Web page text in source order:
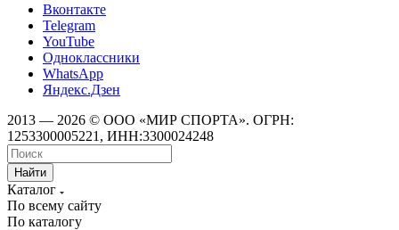
Вконтакте
Telegram
YouTube
Одноклассники
WhatsApp
Яндекс.Дзен
2013 — 2026 © ООО «МИР СПОРТА». ОГРН:
1253300005221, ИНН:3300024248
Найти
Каталог
По всему сайту
По каталогу